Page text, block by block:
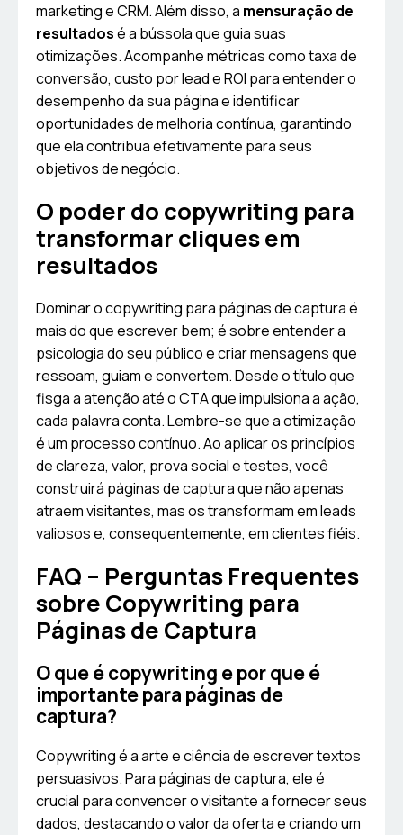
marketing e CRM. Além disso, a mensuração de
resultadosé a bússola que guia suas
otimizações. Acompanhe métricas como taxa de
conversão, custo por lead e ROI para entender o
desempenho da sua página e identificar
oportunidades de melhoria contínua, garantindo
que ela contribua efetivamente para seus
objetivos de negócio.
O poder do copywriting para
transformar cliques em
resultados
Dominar o copywriting para páginas de captura é
mais do que escrever bem; é sobre entender a
psicologia do seu público e criar mensagens que
ressoam, guiam e convertem. Desde o título que
fisga a atenção até o CTA que impulsiona a ação,
cada palavra conta. Lembre-se que a otimização
é um processo contínuo. Ao aplicar os princípios
de clareza, valor, prova social e testes, você
construirá páginas de captura que não apenas
atraem visitantes, mas os transformam em leads
valiosos e, consequentemente, em clientes fiéis.
FAQ – Perguntas Frequentes
sobre Copywriting para
Páginas de Captura
O que é copywriting e por que é
importante para páginas de
captura?
Copywriting é a arte e ciência de escrever textos
persuasivos. Para páginas de captura, ele é
crucial para convencer o visitante a fornecer seus
dados, destacando o valor da oferta e criando um